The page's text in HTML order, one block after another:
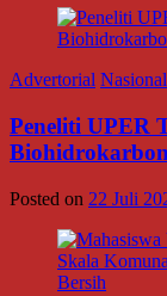
Advertorial Nasional
Peneliti UPER
Posted on 22 Juli